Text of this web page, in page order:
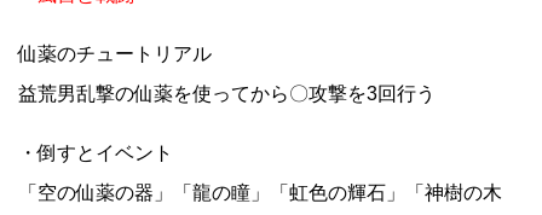
仙薬のチュートリアル
益荒男乱撃の仙薬を使ってから〇攻撃を3回行う
・倒すとイベント
「空の仙薬の器」「龍の瞳」「虹色の輝石」「神樹の木